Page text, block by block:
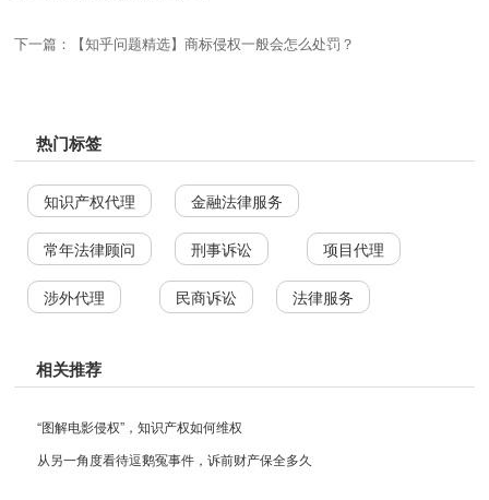
下一篇：【知乎问题精选】商标侵权一般会怎么处罚？
热门标签
知识产权代理 金融法律服务
常年法律顾问 刑事诉讼 项目代理
涉外代理 民商诉讼 法律服务
相关推荐
“图解电影侵权”，知识产权如何维权
从另一角度看待逗鹅冤事件，诉前财产保全多久